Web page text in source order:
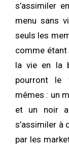
s’assimiler
menu sans
seuls les
comme
la vie en la
pourront le
mêmes : un
et un noir
s’assimiler à
par les